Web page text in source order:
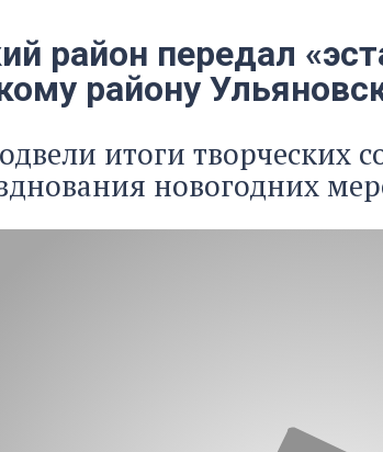
район передал
району
итоги творческих
новогодних